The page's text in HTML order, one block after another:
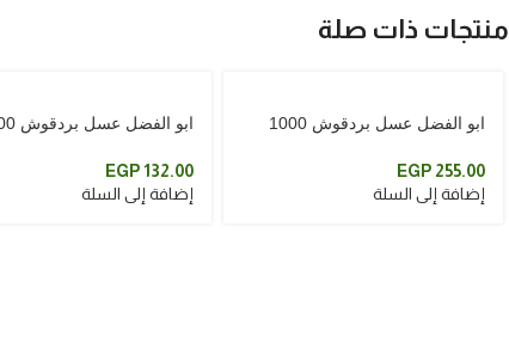
منتجات ذات صلة
ابو الفضل عسل بردقوش 1000
EGP 255.00
إضافة إلى السلة
ابو الفضل
EGP132.00
إضافة إلى السلة